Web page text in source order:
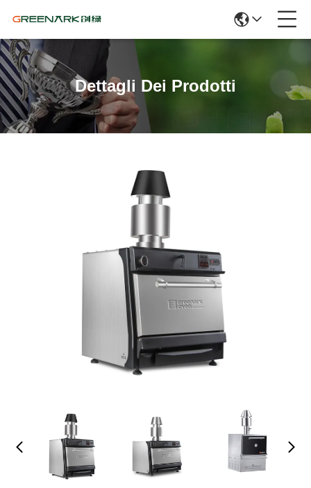
Dettagli Dei Prodotti